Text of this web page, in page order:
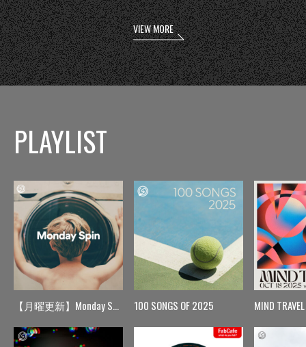
VIEW MORE
PLAYLIST
【月曜更新】Monday Spin 100 SONGS OF 2025 MIND TRAVEL